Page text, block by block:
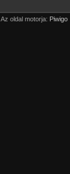
Az oldal motorja: Piwigo